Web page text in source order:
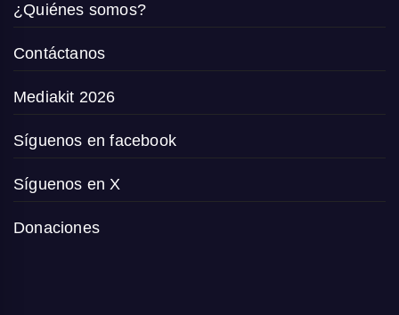
¿Quiénes somos?
Contáctanos
Mediakit 2026
Síguenos en facebook
Síguenos en X
Donaciones